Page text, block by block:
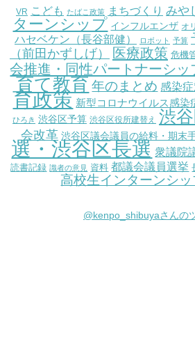
VR こども たばこ政策 まちづくり みや
ターンシップ インフルエンザ オ
ハセベケン（長谷部健） ロボット 予算
（前田かずしげ）
医療政策 危機
会推進・同性パートナーシッ
育て教育 年のまとめ 感染
育政策 新型コロナウイルス感染
ひろき 渋谷区予算 渋谷区役所建替え 渋
会改革 渋谷区議会議員の給料・期末
選・渋谷区長選 衆議院
読書記録 識者の意見 資料 都議会議員選挙
高校生インターンシ
@kenpo_shibuyaさんの